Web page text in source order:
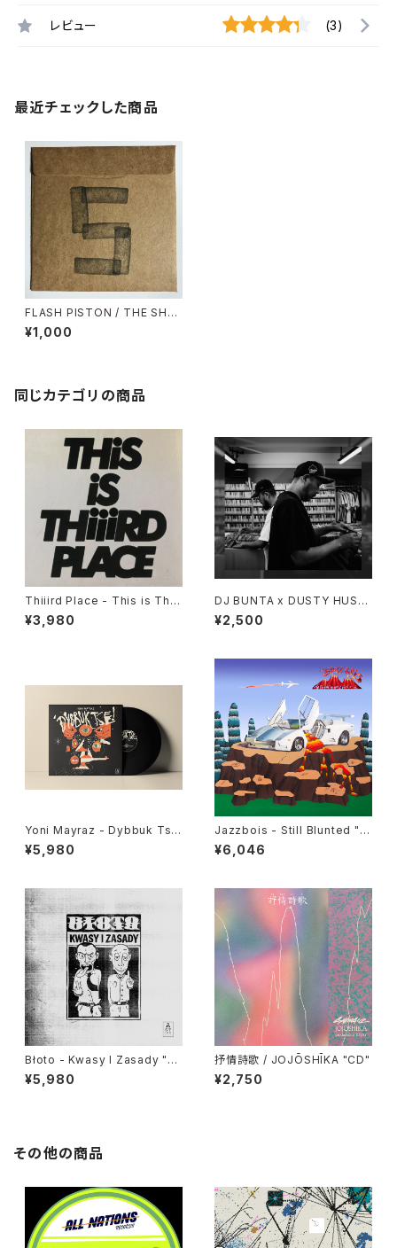
レビュー (3)
最近チェックした商品
FLASH PISTON / THE SHO
W vol.5
¥1,000
同じカテゴリの商品
Thiiird Place - This is Thiii
rd Place "LP"
¥3,980
DJ BUNTA x DUSTY HUSK
Y - 47 CAMPiN DIGGiN "C
D"
¥2,500
Yoni Mayraz - Dybbuk Tse!
"LP"
¥5,980
Jazzbois - Still Blunted "L
P"
¥6,046
Błoto - Kwasy I Zasady "L
P"
¥5,980
抒情詩歌 / JOJŌSHĪKA "CD"
¥2,750
その他の商品